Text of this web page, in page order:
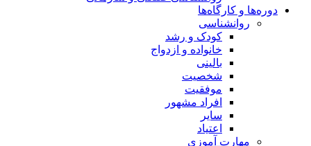
دوره‌ها و کارگاه‌ها
روانشناسی
کودک و رشد
خانواده و ازدواج
بالینی
شخصیت
موفقیت
افراد مشهور
سایر
اعتیاد
مهارت آموزی